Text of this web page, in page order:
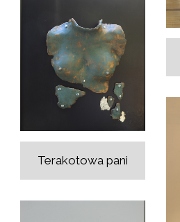
Terakotowa pani